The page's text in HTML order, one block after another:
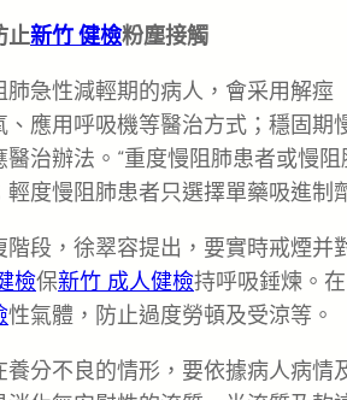
止新竹 健檢粉塵接觸
急性減輕期的病人，會采用解痙
應用呼吸機等醫治方式；穩固期
治辦法。“重度慢阻肺患者或慢
度慢阻肺患者只選擇單藥吸進制
段，徐翠容提出，要實時戒煙并
檢保新竹 成人健檢持呼吸錘煉。
性氣體，防止過度勞頓及受涼等。
養分不良的情形，要依據病人病情